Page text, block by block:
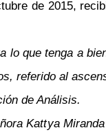
de 2015,
lo que tenga a
referido al
de Análisis.
Kattya